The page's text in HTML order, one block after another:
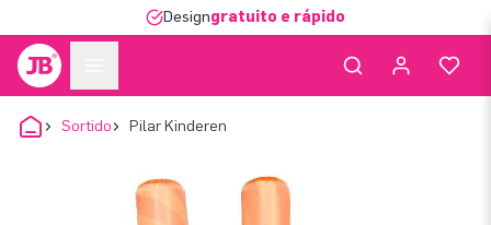
Designgratuito e rápido
Sortido Pilar Kinderen